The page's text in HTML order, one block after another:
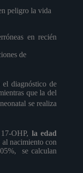
peligro la vida
en recién
de
el diagnóstico de
que la del
se realiza
OHP, la edad
nacimiento con
se calculan